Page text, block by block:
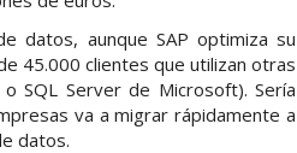
datos, aunque SAP optimiza su
45.000 clientes que utilizan otras
SQL Server de Microsoft). Sería
va a migrar rápidamente a
datos.